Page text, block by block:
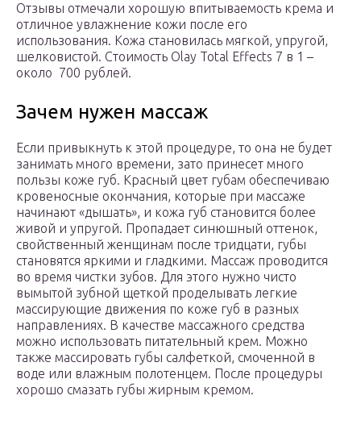
Отзывы отмечали хорошую впитываемость крема и
отличное увлажнение кожи после его
использования. Кожа становилась мягкой, упругой,
шелковистой. Стоимость Olay Total Effects 7 в 1 –
около 700 рублей.
Зачем нужен массаж
Если привыкнуть к этой процедуре, то она не будет
занимать много времени, зато принесет много
пользы коже губ. Красный цвет губам обеспечиваю
кровеносные окончания, которые при массаже
начинают «дышать», и кожа губ становится более
живой и упругой. Пропадает синюшный оттенок,
свойственный женщинам после тридцати, губы
становятся яркими и гладкими. Массаж проводится
во время чистки зубов. Для этого нужно чисто
вымытой зубной щеткой проделывать легкие
массирующие движения по коже губ в разных
направлениях. В качестве массажного средства
можно использовать питательный крем. Можно
также массировать губы салфеткой, смоченной в
воде или влажным полотенцем. После процедуры
хорошо смазать губы жирным кремом.